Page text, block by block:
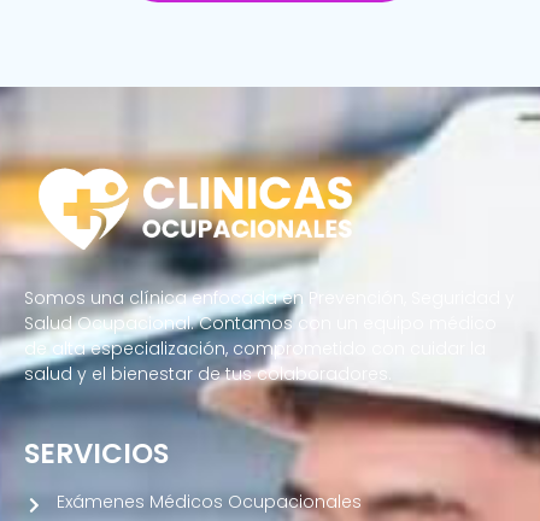
Somos una clínica enfocada en Prevención, Seguridad y
Salud Ocupacional. Contamos con un equipo médico
de alta especialización, comprometido con cuidar la
salud y el bienestar de tus colaboradores.
SERVICIOS
Exámenes Médicos Ocupacionales